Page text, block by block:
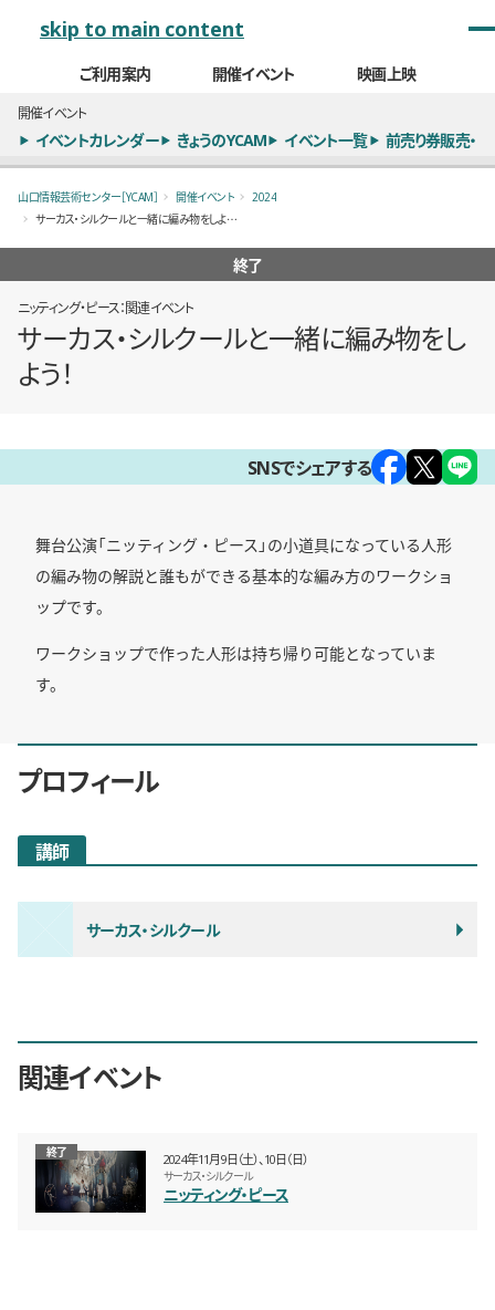
skip to main content
ご利用案内 開催イベント 映画上映
開催イベント
イベントカレンダー きょうのYCAM イベント一覧 前売り券販売・
山口情報芸術センター［YCAM］ 開催イベント
2024
サーカス・シルクールと一緒に編み物をしよう！
終了
ニッティング・ピース：関連イベント
サーカス・シルクールと一緒に編み物をし
よう！
SNSでシェアする
舞台公演「ニッティング・ピース」の小道具になっている人形
の編み物の解説と誰もができる基本的な編み方のワークショ
ップです。
ワークショップで作った人形は持ち帰り可能となっていま
す。
プロフィール
講師
サーカス・シルクール
関連イベント
2024年11月9日（土）、10日（日）
終了
サーカス・シルクール
ニッティング・ピース